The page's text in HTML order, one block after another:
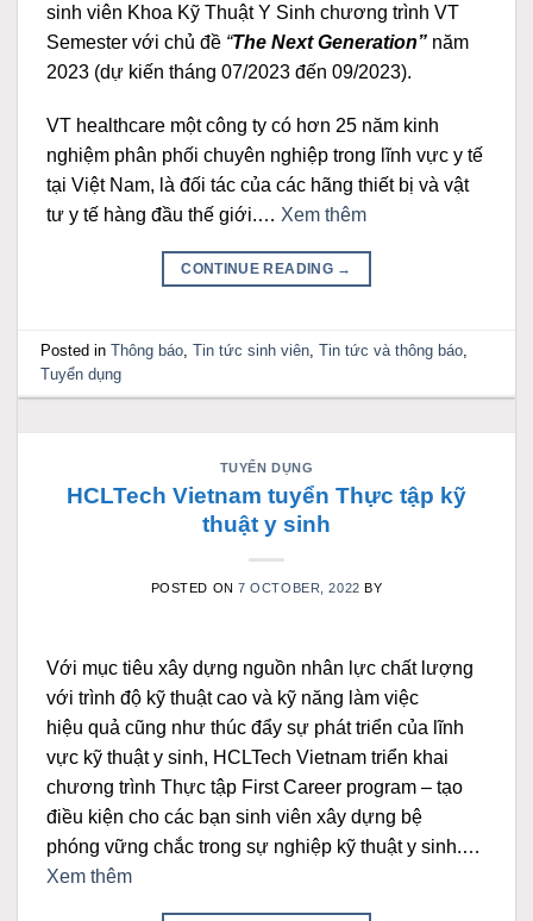
sinh viên Khoa Kỹ Thuật Y Sinh chương trình VT
Semester với chủ đề “The Next Generation” năm
2023 (dự kiến tháng 07/2023 đến 09/2023).
VT healthcare một công ty có hơn 25 năm kinh
nghiệm phân phối chuyên nghiệp trong lĩnh vực y tế
tại Việt Nam, là đối tác của các hãng thiết bị và vật
tư y tế hàng đầu thế giới.… Xem thêm
CONTINUE READING →
Posted inThông báo ,Tin tức sinh viên ,Tin tức và thông báo
Tuyển dụng
TUYỂN DỤNG
HCLTech Vietnam tuyển Thực tập kỹ
thuật y sinh
POSTED ON7 OCTOBER, 2022 BY
Với mục tiêu xây dựng nguồn nhân lực chất lượng
với trình độ kỹ thuật cao và kỹ năng làm việc
hiệu quả cũng như thúc đẩy sự phát triển của lĩnh
vực kỹ thuật y sinh, HCLTech Vietnam triển khai
chương trình Thực tập First Career program – tạo
điều kiện cho các bạn sinh viên xây dựng bệ
phóng vững chắc trong sự nghiệp kỹ thuật y sinh.…
Xem thêm